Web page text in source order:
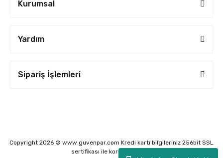
Kurumsal
Yardım
Sipariş İşlemleri
Copyright 2026 © www.guvenpar.com Kredi kartı bilgileriniz 256bit SSL
sertifikası ile korunmaktadır.